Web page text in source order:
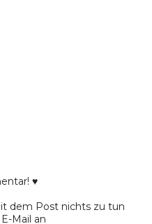
♥
dem Post nichts zu tun
Mail an